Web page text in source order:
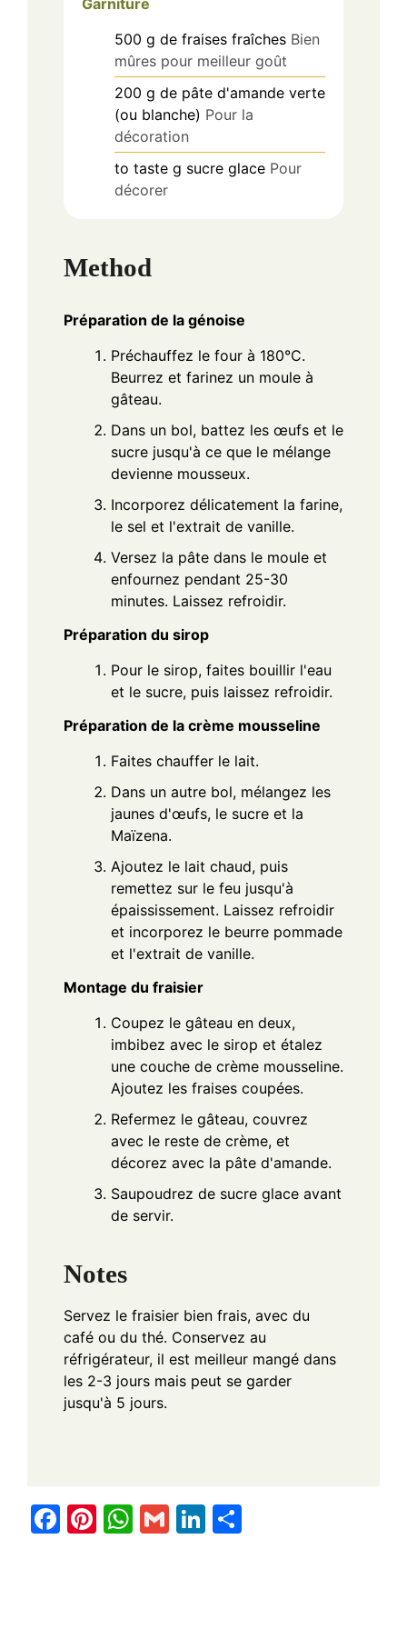
Garniture
500 g de fraises fraîches Bien
mûres pour meilleur goût
200 g de pâte d'amande verte
(ou blanche) Pour la
décoration
to taste g sucre glace Pour
décorer
Method
Préparation de la génoise
Préchauffez le four à 180°C.
Beurrez et farinez un moule à
gâteau.
Dans un bol, battez les œufs et le
sucre jusqu'à ce que le mélange
devienne mousseux.
Incorporez délicatement la farine,
le sel et l'extrait de vanille.
Versez la pâte dans le moule et
enfournez pendant 25-30
minutes. Laissez refroidir.
Préparation du sirop
Pour le sirop, faites bouillir l'eau
et le sucre, puis laissez refroidir.
Préparation de la crème mousseline
Faites chauffer le lait.
Dans un autre bol, mélangez les
jaunes d'œufs, le sucre et la
Maïzena.
Ajoutez le lait chaud, puis
remettez sur le feu jusqu'à
épaississement. Laissez refroidir
et incorporez le beurre pommade
et l'extrait de vanille.
Montage du fraisier
Coupez le gâteau en deux,
imbibez avec le sirop et étalez
une couche de crème mousseline.
Ajoutez les fraises coupées.
Refermez le gâteau, couvrez
avec le reste de crème, et
décorez avec la pâte d'amande.
Saupoudrez de sucre glace avant
de servir.
Notes
Servez le fraisier bien frais, avec du
café ou du thé. Conservez au
réfrigérateur, il est meilleur mangé dans
les 2-3 jours mais peut se garder
jusqu'à 5 jours.
F
Pi
W
G
Li